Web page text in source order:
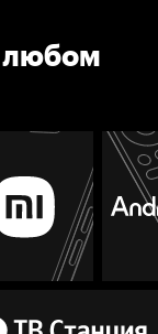
любом